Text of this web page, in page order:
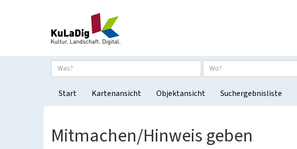
Start Kartenansicht Objektansicht Suchergebnisliste
Mitmachen/Hinweis geben